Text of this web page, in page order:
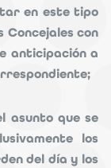
en este tipo
Concejales con
anticipación a
asunto que se
los
del día y los